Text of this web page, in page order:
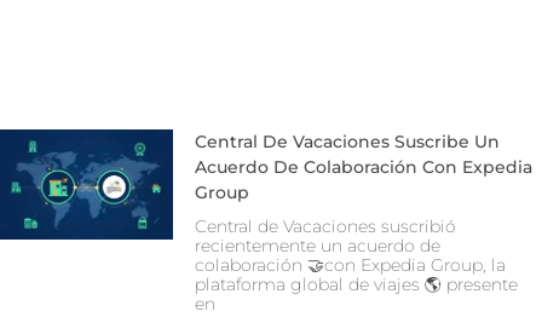
Central De Vacaciones Suscribe Un
Acuerdo De Colaboración Con Expedia
Group
Central de Vacaciones suscribió
recientemente un acuerdo de
colaboración 🤝con Expedia Group, la
plataforma global de viajes 🌎 presente
en